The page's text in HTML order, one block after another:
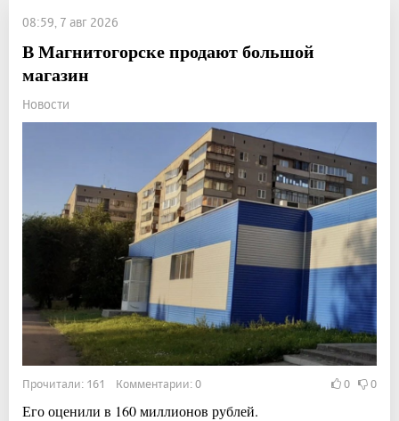
08:59, 7 авг 2026
В Магнитогорске продают большой
магазин
Новости
Прочитали: 161 Комментарии: 0 0 0
Его оценили в 160 миллионов рублей.